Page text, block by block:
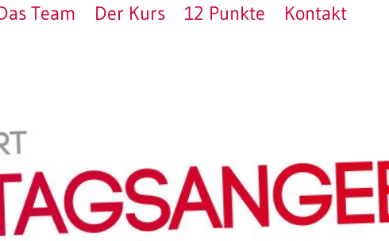
Team Der Kurs 12 Punkte Kontakt